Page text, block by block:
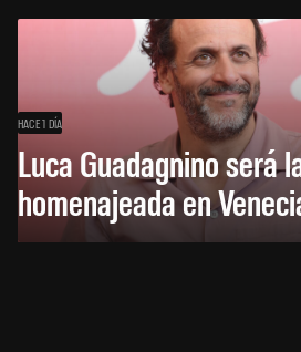
HACE 1 DÍA
Luca Guadagnino será
homenajeada en